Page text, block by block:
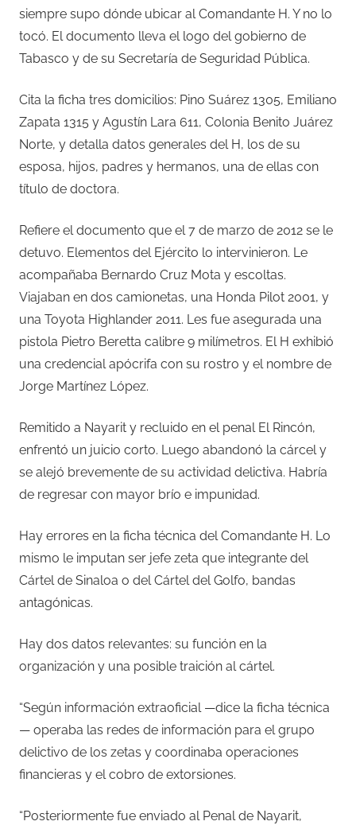
siempre supo dónde ubicar al Comandante H. Y no lo
tocó. El documento lleva el logo del gobierno de
Tabasco y de su Secretaría de Seguridad Pública.
Cita la ficha tres domicilios: Pino Suárez 1305, Emiliano
Zapata 1315 y Agustín Lara 611, Colonia Benito Juárez
Norte, y detalla datos generales del H, los de su
esposa, hijos, padres y hermanos, una de ellas con
título de doctora.
Refiere el documento que el 7 de marzo de 2012 se le
detuvo. Elementos del Ejército lo intervinieron. Le
acompañaba Bernardo Cruz Mota y escoltas.
Viajaban en dos camionetas, una Honda Pilot 2001, y
una Toyota Highlander 2011. Les fue asegurada una
pistola Pietro Beretta calibre 9 milímetros. El H exhibió
una credencial apócrifa con su rostro y el nombre de
Jorge Martínez López.
Remitido a Nayarit y recluido en el penal El Rincón,
enfrentó un juicio corto. Luego abandonó la cárcel y
se alejó brevemente de su actividad delictiva. Habría
de regresar con mayor brío e impunidad.
Hay errores en la ficha técnica del Comandante H. Lo
mismo le imputan ser jefe zeta que integrante del
Cártel de Sinaloa o del Cártel del Golfo, bandas
antagónicas.
Hay dos datos relevantes: su función en la
organización y una posible traición al cártel.
“Según información extraoficial —dice la ficha técnica
— operaba las redes de información para el grupo
delictivo de los zetas y coordinaba operaciones
financieras y el cobro de extorsiones.
“Posteriormente fue enviado al Penal de Nayarit,